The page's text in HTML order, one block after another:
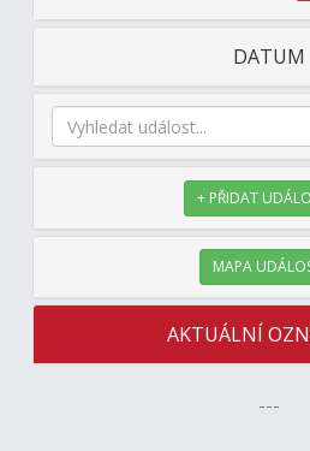
DATUM
+ PŘIDAT
MAPA
AKTUÁLNÍ
---